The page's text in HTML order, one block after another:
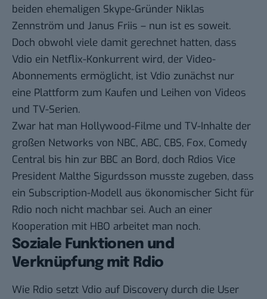
beiden ehemaligen Skype-Gründer Niklas
Zennström und Janus Friis – nun ist es soweit.
Doch obwohl viele damit gerechnet hatten, dass
Vdio ein Netflix-Konkurrent wird, der Video-
Abonnements ermöglicht, ist Vdio zunächst nur
eine Plattform zum Kaufen und Leihen von Videos
und TV-Serien.
Zwar hat man Hollywood-Filme und TV-Inhalte der
großen Networks von NBC, ABC, CBS, Fox, Comedy
Central bis hin zur BBC an Bord, doch Rdios Vice
President Malthe Sigurdsson musste zugeben, dass
ein Subscription-Modell aus ökonomischer Sicht für
Rdio noch nicht machbar sei. Auch an einer
Kooperation mit HBO arbeitet man noch.
Soziale Funktionen und
Verknüpfung mit Rdio
Wie Rdio setzt Vdio auf Discovery durch die User